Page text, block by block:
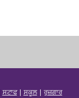
ਸਟਾਫ| ਸਕੂਲ| ਰੁਜ਼ਗਾਰ